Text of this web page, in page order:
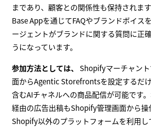
まであり、顧客との関係性も保持されま
Base Appを通じてFAQやブランドボイス
ージェントがブランドに関する質問に正
うになっています。
参加方法としては、
Shopifyマーチャン
面からAgentic Storefrontsを設定するだ
含むAIチャネルへの商品配信が可能です
経由の広告出稿もShopify管理画面から操
Shopify以外のプラットフォームを利用し